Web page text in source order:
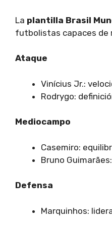
La plantilla Brasil
futbolistas capaces de
Ataque
Vinícius Jr.:
Rodrygo:
Mediocampo
Casemiro:
Bruno
Defensa
Marquinhos: